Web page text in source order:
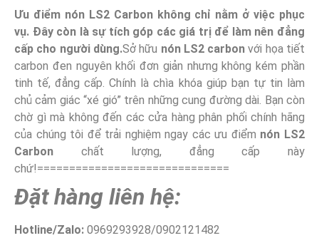
Ưu điểm nón LS2 Carbon không chỉ nằm ở việc phục
vụ. Đây còn là sự tích góp các giá trị để làm nên đẳng
cấp cho người dùng.Sở hữu nón LS2 carbon với họa tiết
carbon đen nguyên khối đơn giản nhưng không kém phần
tinh tế, đẳng cấp. Chính là chìa khóa giúp bạn tự tin làm
chủ cảm giác “xé gió” trên những cung đường dài. Bạn còn
chờ gì mà không đến các cửa hàng phân phối chính hãng
của chúng tôi để trải nghiệm ngay các ưu điểm nón LS2
Carbon chất lượng, đẳng cấp này
chứ!==============================
Đặt hàng liên hệ:
Hotline/Zalo: 0969293928/0902121482